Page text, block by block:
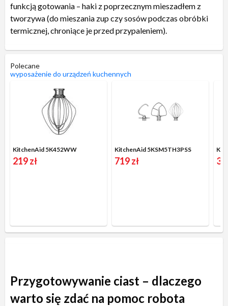
funkcją gotowania – haki z poprzecznym mieszadłem z
tworzywa (do mieszania zup czy sosów podczas obróbki
termicznej, chroniące je przed przypaleniem).
Polecane
wyposażenie do urządzeń kuchennych
KitchenAid 5K452WW
219 zł
KitchenAid 5KSM5TH3PSS
719 zł
Przygotowywanie ciast – dlaczego
warto się zdać na pomoc robota